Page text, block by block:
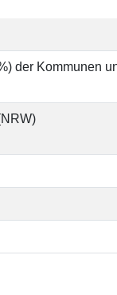
der Kommunen